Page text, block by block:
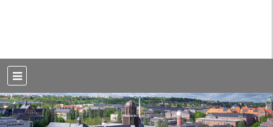
Dresden